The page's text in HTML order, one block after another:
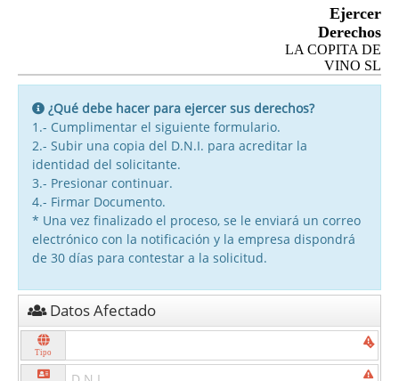
Ejercer
Derechos
LA COPITA DE
VINO SL
¿Qué debe hacer para ejercer sus derechos?
1.- Cumplimentar el siguiente formulario.
2.- Subir una copia del D.N.I. para acreditar la
identidad del solicitante.
3.- Presionar continuar.
4.- Firmar Documento.
* Una vez finalizado el proceso, se le enviará un correo
electrónico con la notificación y la empresa dispondrá
de 30 días para contestar a la solicitud.
Datos Afectado
Tipo